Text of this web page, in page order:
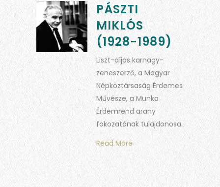
PÁSZTI
MIKLÓS
(1928-1989)
Liszt-díjas karnagy-
zeneszerző, a Magyar
Népköztársaság Érdemes
Művésze, a Munka
Érdemrend arany
fokozatának tulajdonosa.
Read More